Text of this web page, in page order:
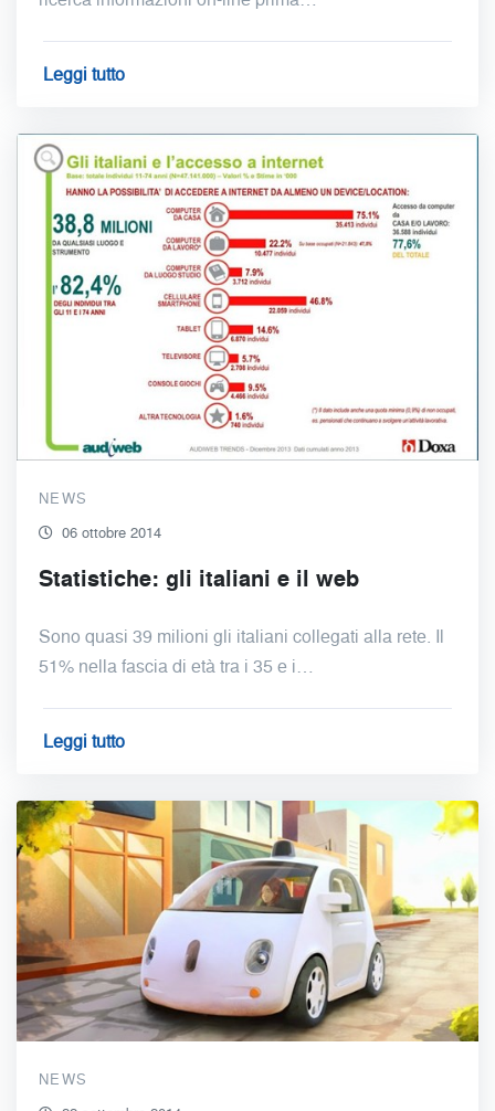
Leggi tutto
NEWS
06 ottobre 2014
Statistiche: gli italiani e il web
Sono quasi 39 milioni gli italiani collegati alla rete. Il
51% nella fascia di età tra i 35 e i…
Leggi tutto
NEWS